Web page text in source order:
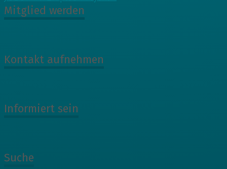
Mitglied werden
Kontakt aufnehmen
Informiert sein
Suche